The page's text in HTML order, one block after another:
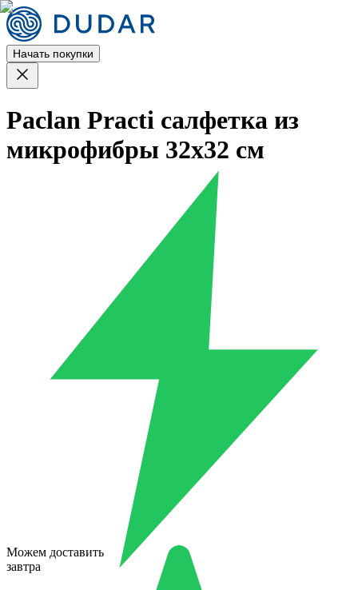
Начать покупки
Paclan Practi салфетка из
микрофибры 32х32 см
Можем доставить
завтра